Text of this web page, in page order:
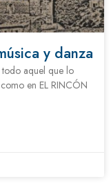
y danza
aquel que lo
en EL RINCÓN